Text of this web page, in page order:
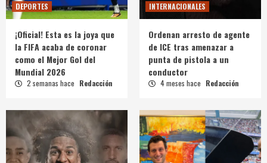
DEPORTES
¡Oficial! Esta es la joya que
la FIFA acaba de coronar
como el Mejor Gol del
Mundial 2026
2 semanas hace Redacción
INTERNACIONALES
Ordenan arresto de agente
de ICE tras amenazar a
punta de pistola a un
conductor
4 meses hace Redacción